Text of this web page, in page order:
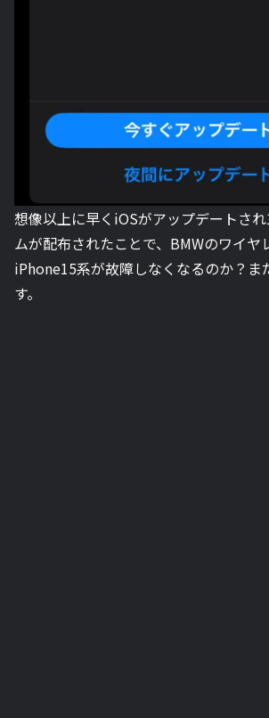
想像以上に早くiOSがアップデートさ
ムが配布されたことで、BMWのワイヤ
iPhone15系が故障しなくなるのか？ま
す。